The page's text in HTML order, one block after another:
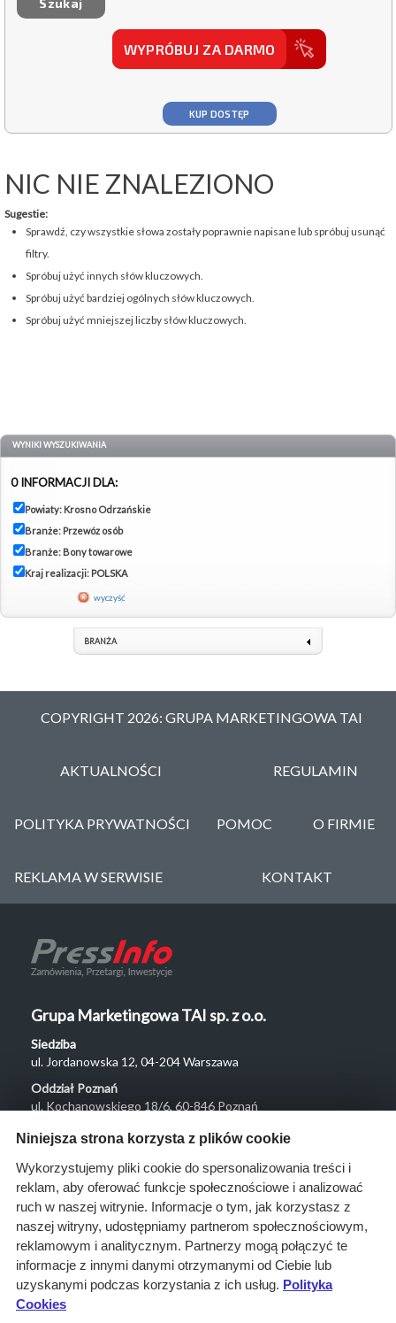
WYPRÓBUJ ZA DARMO
KUP DOSTĘP
NIC NIE ZNALEZIONO
Sugestie:
Sprawdź, czy wszystkie słowa zostały poprawnie napisane lub spróbuj usunąć
filtry.
Spróbuj użyć innych słów kluczowych.
Spróbuj użyć bardziej ogólnych słów kluczowych.
Spróbuj użyć mniejszej liczby słów kluczowych.
WYNIKI WYSZUKIWANIA
0 INFORMACJI DLA:
Powiaty: Krosno Odrzańskie
Branże: Przewóz osób
Branże: Bony towarowe
Kraj realizacji: POLSKA
wyczyść
BRANŻA
COPYRIGHT 2026: GRUPA MARKETINGOWA TAI
AKTUALNOŚCI REGULAMIN
POLITYKA PRYWATNOŚCI POMOC O FIRMIE
REKLAMA W SERWISIE KONTAKT
Grupa Marketingowa TAI sp. z o.o.
Siedziba
ul. Jordanowska 12, 04-204 Warszawa
Oddział Poznań
ul. Kochanowskiego 18/6, 60-846 Poznań
Menu
O nas
Rozwiązania
Monitoring
przetargów
Raporty
przetargowe
Niniejsza strona korzysta z plików cookie
Wykorzystujemy pliki cookie do spersonalizowania treści i
reklam, aby oferować funkcje społecznościowe i analizować
ruch w naszej witrynie. Informacje o tym, jak korzystasz z
naszej witryny, udostępniamy partnerom społecznościowym,
reklamowym i analitycznym. Partnerzy mogą połączyć te
informacje z innymi danymi otrzymanymi od Ciebie lub
uzyskanymi podczas korzystania z ich usług. Polityka
Cookies